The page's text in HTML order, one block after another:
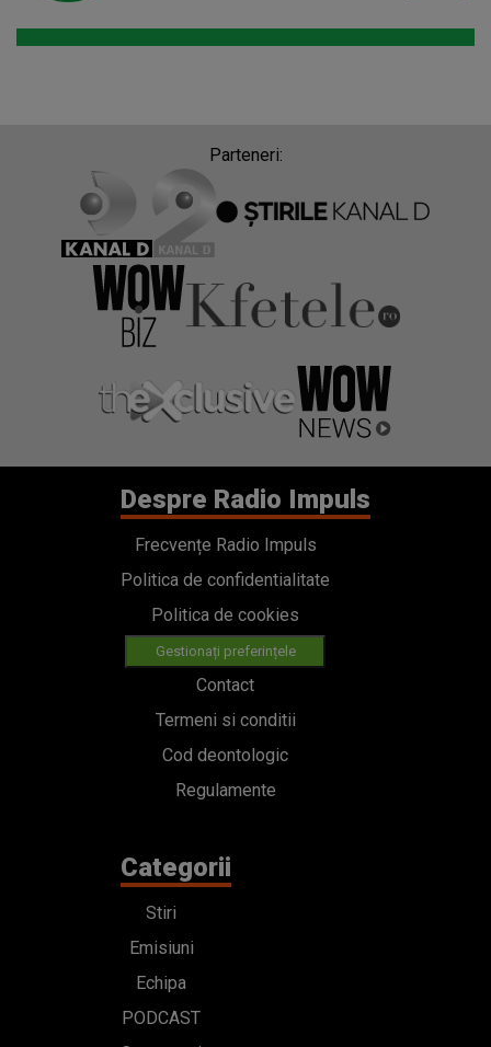
Parteneri:
Despre Radio Impuls
Frecvențe Radio Impuls
Politica de confidentialitate
Politica de cookies
Gestionați preferințele
Contact
Termeni si conditii
Cod deontologic
Regulamente
Categorii
Stiri
Emisiuni
Echipa
PODCAST